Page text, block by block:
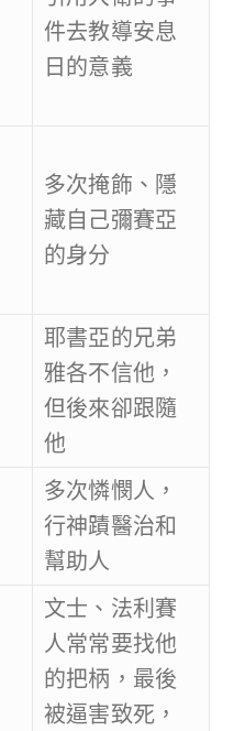
件去教導安息
日的意義
多次掩飾、隱
藏自己彌賽亞
的身分
耶書亞的兄弟
雅各不信他，
但後來卻跟隨
他
多次憐憫人，
行神蹟醫治和
幫助人
文士、法利賽
人常常要找他
的把柄，最後
被逼害致死，